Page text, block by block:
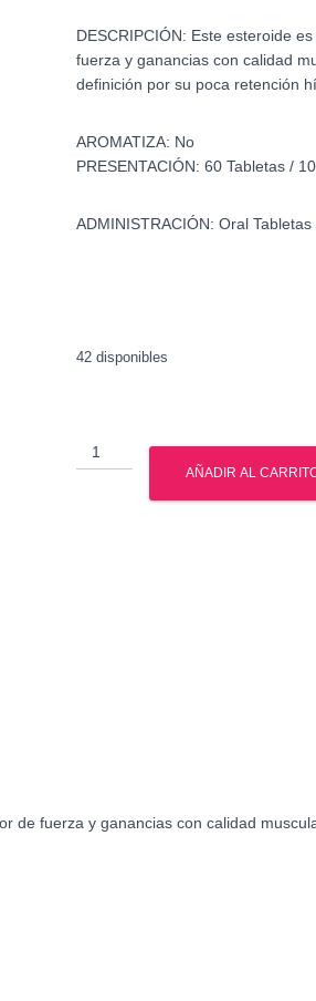
DESCRIPCIÓN: Este esteroide
fuerza y ganancias con calidad
definición por su poca retención
AROMATIZA: No
PRESENTACIÓN: 60 Tabletas /
ADMINISTRACIÓN: Oral Tabletas
42 disponibles
Oxandrolona
-
AÑADIR AL
de fuerza y ganancias con calidad